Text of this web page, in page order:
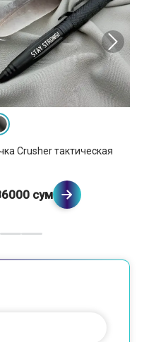
Crusher тактическая
сум